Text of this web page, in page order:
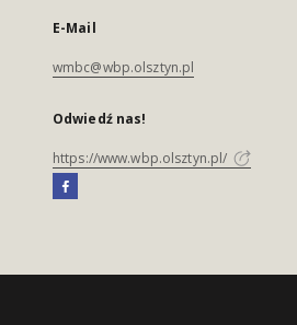
E-Mail
wmbc@wbp.olsztyn.pl
Odwiedź nas!
https://www.wbp.olsztyn.pl/